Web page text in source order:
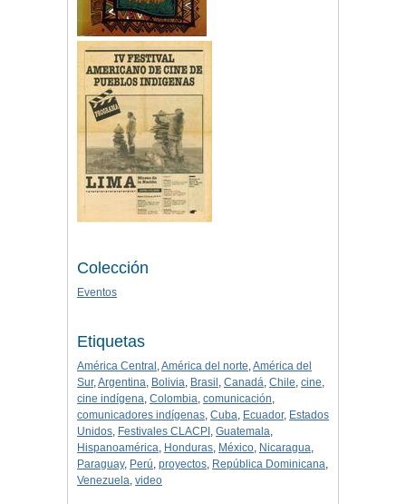
Colección
Eventos
Etiquetas
América Central ,América del norte,América del
Sur,Argentina, Bolivia, Brasil , Canadá, Chile, cine,
cine indígena, Colombia, comunicación,
comunicadores indígenas, Cuba, Ecuador, Estados
Unidos, Festivales CLACPI , Guatemala,
Hispanoamérica, Honduras, México, Nicaragua,
Paraguay, Perú, proyectos, República Dominicana,
Venezuela, video